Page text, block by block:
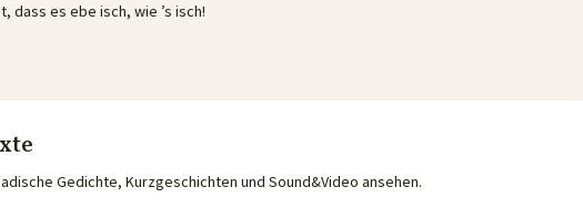
dass es ebe isch, wie ’s isch!
Gedichte, Kurzgeschichten und Sound&Video ansehen.